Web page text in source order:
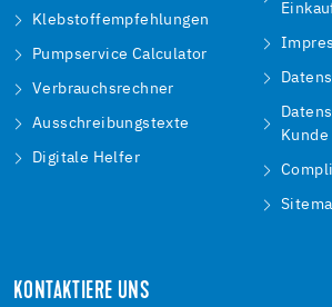
Klebstoffempfehlungen
Pumpservice Calculator
Verbrauchsrechner
Ausschreibungstexte
Digitale Helfer
Kunde
KONTAKTIERE UNS